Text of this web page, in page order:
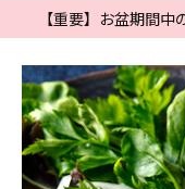
【重要】お盆期間